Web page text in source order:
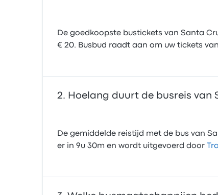
De goedkoopste bustickets van Santa
€ 20. Busbud raadt aan om uw tickets
Hoelang duurt de busreis van
De gemiddelde reistijd met de bus van
er in 9u 30m en wordt uitgevoerd door